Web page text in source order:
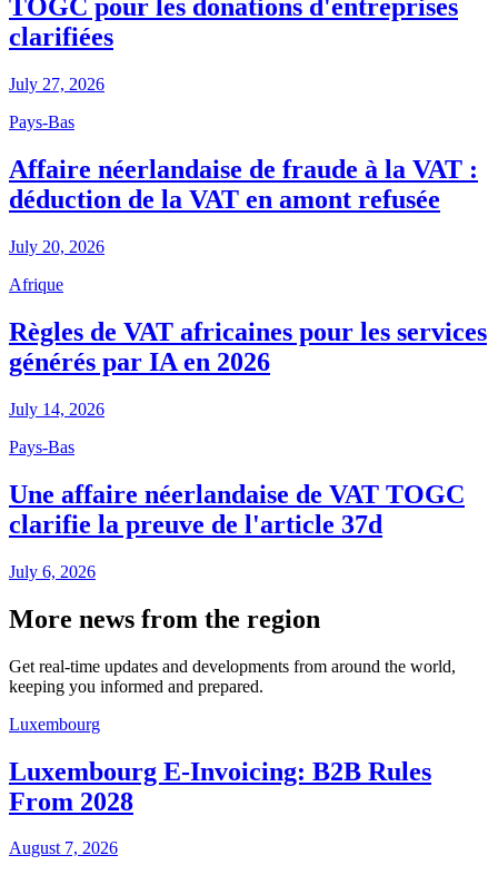
TOGC pour les donations d'entreprises
clarifiées
July 27, 2026
Pays-Bas
Affaire néerlandaise de fraude à la VAT :
déduction de la VAT en amont refusée
July 20, 2026
Afrique
Règles de VAT africaines pour les services
générés par IA en 2026
July 14, 2026
Pays-Bas
Une affaire néerlandaise de VAT TOGC
clarifie la preuve de l'article 37d
July 6, 2026
More news from the region
Get real-time updates and developments from around the world,
keeping you informed and prepared.
Luxembourg
Luxembourg E-Invoicing: B2B Rules
From 2028
August 7, 2026